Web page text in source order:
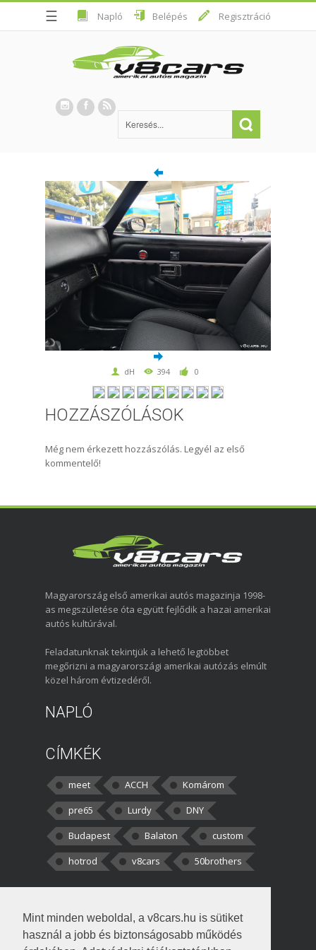
Mint minden weboldal, a v8cars.hu is sütiket
használ a jobb és biztonságosabb működés
☰ Napló Belépés Regisztráció
dH 394 0
HOZZÁSZÓLÁSOK
Még nem érkezett hozzászólás. Legyél az első
kommentelő!
Magyarország első amerikai autós magazinja 1998-
as megszületése óta együtt fejlődik a hazai amerikai
autós kultúrával.
Feladatunknak tekintjük a lehető legtöbbet
megőrizni a magyarországi amerikai autózás elmúlt
közel három évtizedéről.
NAPLÓ
CÍMKÉK
meet ACCH
Komárom
pre65
Lurdy
DNY
Budapest
Balaton
custom
hotrod
v8cars 50brothers
kortisz:Elszúrtam! Én csak két
darabbaal számoltam. Nem tudtam, hogy fél autót,